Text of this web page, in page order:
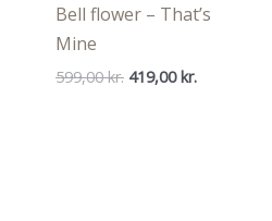
Bell flower – That’s
Mine
599,00kr. Den
419,00 kr.Den